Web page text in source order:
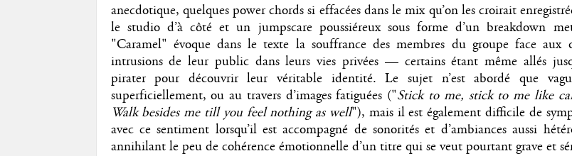
anecdotique, quelques power chords si effacées dans le mix qu’on les croirait
le studio d’à côté et un jumpscare poussiéreux sous forme d’un breakdown
"Caramel" évoque dans le texte la souffrance des membres du groupe face aux
intrusions de leur public dans leurs vies privées — certains étant même allés
pirater pour découvrir leur véritable identité. Le sujet n’est abordé que
superficiellement, ou au travers d’images fatiguées ("Stick to me, stick to me like
Walk besides me till you feel nothing as well"), mais il est également difficile de
avec ce sentiment lorsqu’il est accompagné de sonorités et d’ambiances aussi
annihilant le peu de cohérence émotionnelle d’un titre qui se veut pourtant grave et